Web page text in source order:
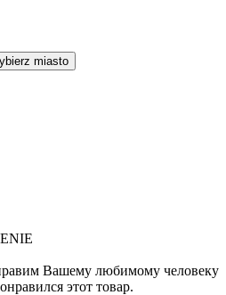
Вашему любимому человеку
этот товар.